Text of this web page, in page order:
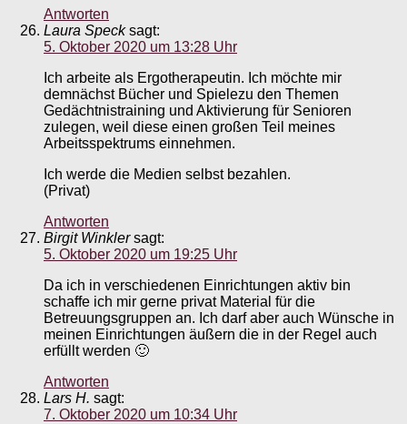
Antworten
Laura Speck sagt:
5. Oktober 2020 um 13:28 Uhr
Ich arbeite als Ergotherapeutin. Ich möchte mir
demnächst Bücher und Spielezu den Themen
Gedächtnistraining und Aktivierung für Senioren
zulegen, weil diese einen großen Teil meines
Arbeitsspektrums einnehmen.
Ich werde die Medien selbst bezahlen.
(Privat)
Antworten
Birgit Winkler sagt:
5. Oktober 2020 um 19:25 Uhr
Da ich in verschiedenen Einrichtungen aktiv bin
schaffe ich mir gerne privat Material für die
Betreuungsgruppen an. Ich darf aber auch Wünsche in
meinen Einrichtungen äußern die in der Regel auch
erfüllt werden 🙂
Antworten
Lars H. sagt:
7. Oktober 2020 um 10:34 Uhr